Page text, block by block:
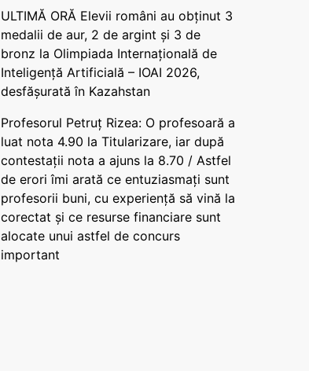
ULTIMĂ ORĂ Elevii români au obținut 3
medalii de aur, 2 de argint și 3 de
bronz la Olimpiada Internațională de
Inteligență Artificială – IOAI 2026,
desfășurată în Kazahstan
Profesorul Petruț Rizea: O profesoară a
luat nota 4.90 la Titularizare, iar după
contestații nota a ajuns la 8.70 / Astfel
de erori îmi arată ce entuziasmați sunt
profesorii buni, cu experiență să vină la
corectat și ce resurse financiare sunt
alocate unui astfel de concurs
important